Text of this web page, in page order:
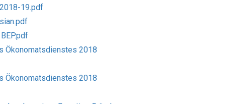
19.pdf
Ökonomatsdienstes 2018
Ökonomatsdienstes 2018